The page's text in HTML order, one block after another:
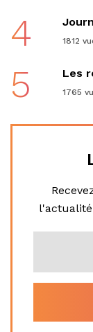
4 1812
5 Les
1765
l'actualité